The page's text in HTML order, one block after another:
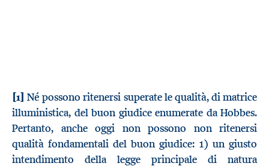
[1] Né possono ritenersi superate le qualità, di matrice
illuministica, del buon giudice enumerate da Hobbes.
Pertanto, anche oggi non possono non ritenersi
qualità fondamentali del buon giudice: 1) un giusto
intendimento della legge principale di natura